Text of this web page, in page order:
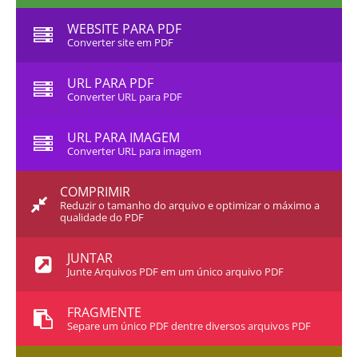
WEBSITE PARA PDF
Converter site em PDF
URL PARA PDF
Converter URL para PDF
URL PARA IMAGEM
Converter URL para imagem
COMPRIMIR
Reduzir o tamanho do arquivo e optimizar o máximo a
qualidade do PDF
JUNTAR
Junte Arquivos PDF em um único arquivo PDF
FRAGMENTE
Separe um único PDF dentre diversos arquivos PDF